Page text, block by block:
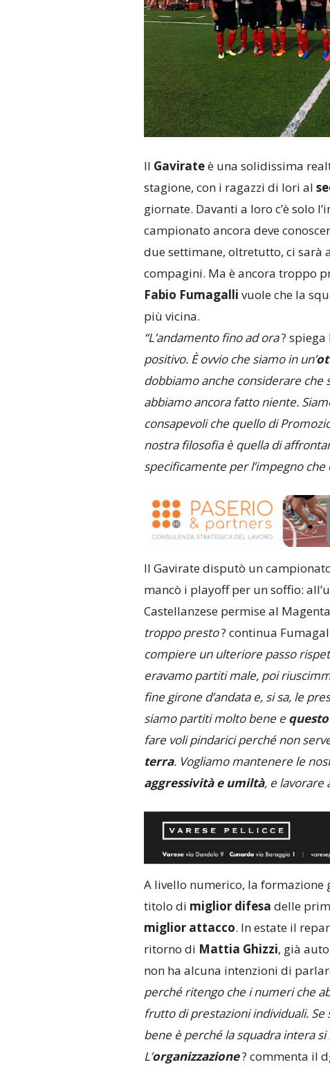
Il Gavirateè una solidissima
stagione, con i ragazzi di Iori al
giornate. Davanti a loro c’è solo
campionato ancora deve
due settimane, oltretutto, ci sarà
compagini. Ma è ancora troppo
Fabio Fumagalli vuole che la
più vicina.
“L’andamento fino ad ora?
positivo. È ovvio che siamo in un’
dobbiamo anche considerare che
abbiamo ancora fatto niente.
consapevoli che quello di
nostra filosofia è quella di
specificamente per l’impegno che
Il Gavirate disputò un
mancò i playoff per un soffio:
Castellanzese permise al
troppo presto? continua
compiere un ulteriore passo
eravamo partiti male, poi
fine girone d’andata e, si sa, le
siamo partiti molto bene e
fare voli pindarici perché non
terra. Vogliamo mantenere le
aggressività e umiltà, e lavorare
A livello numerico, la formazione
titolo di miglior difesa delle
miglior attacco. In estate il
ritorno di Mattia Ghizzi, già
non ha alcuna intenzioni di
perché ritengo che i numeri che
frutto di prestazioni individuali.
bene è perché la squadra intera
L’organizzazione? commenta il